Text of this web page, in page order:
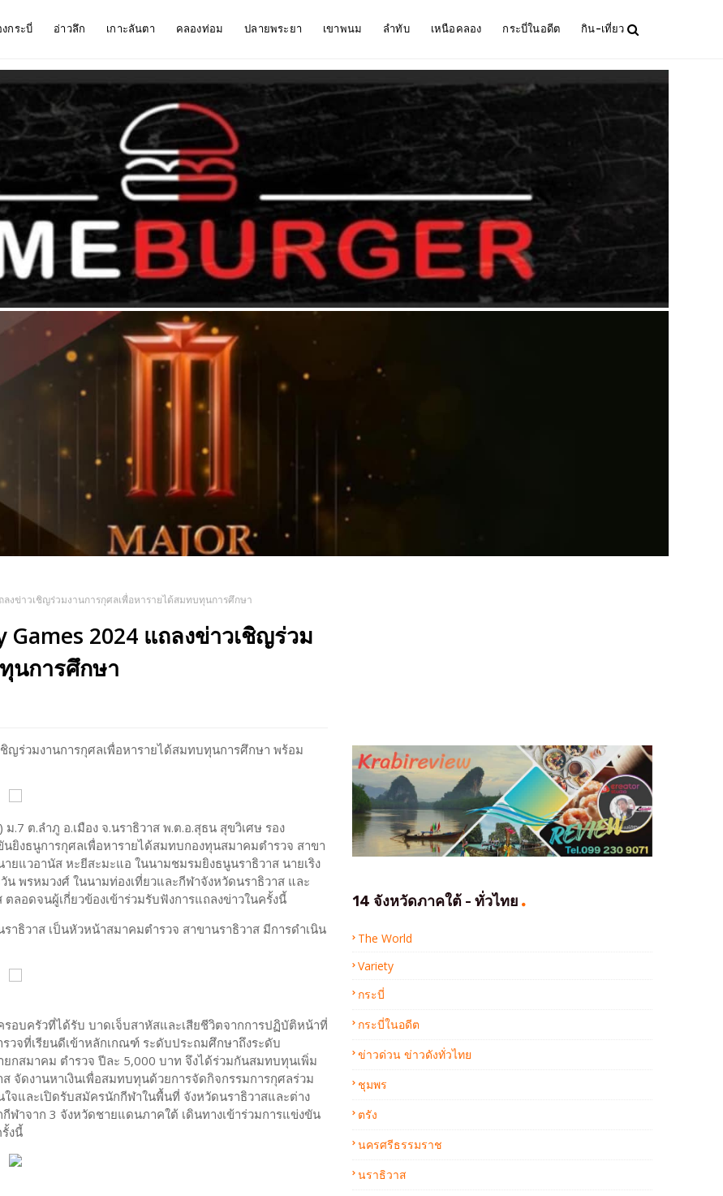
งกระบี่ อ่าวลึก เกาะลันตา คลองท่อม ปลายพระยา เขาพนม ลำทับ เหนือคลอง กระบี่ในอดีต กิน-เที่ยว
งข่าวเชิญร่วมงานการกุศลเพื่อหารายได้สมทบทุนการศึกษา
2024 แถลงข่าวเชิญร่วม
นการศึกษา
ญร่วมงานการกุศลเพื่อหารายได้สมทบทุนการศึกษา พร้อม
ต.ลำภู อ.เมือง จ.นราธิวาส พ.ต.อ.สุธน สุขวิเศษ รอง
ยิงธนูการกุศลเพื่อหารายได้สมทบกองทุนสมาคมตำรวจ สาขา
ยแวอานัส หะยีสะมะแอ ในนามชมรมยิงธนูนราธิวาส นายเริง
พรหมวงศ์ ในนามท่องเที่ยวและกีฬาจังหวัดนราธิวาส และ
ลอดจนผู้เกี่ยวข้องเข้าร่วมรับฟังการแถลงข่าวในครั้งนี้
าธิวาส เป็นหัวหน้าสมาคมตำรวจ สาขานราธิวาส มีการดำเนิน
อบครัวที่ได้รับ บาดเจ็บสาหัสและเสียชีวิตจากการปฏิบัติหน้าที่
วจที่เรียนดีเข้าหลักเกณฑ์ ระดับประถมศึกษาถึงระดับ
สมาคม ตำรวจ ปีละ 5,000 บาท จึงได้ร่วมกันสมทบทุนเพิ่ม
จัดงานหาเงินเพื่อสมทบทุนด้วยการจัดกิจกรรมการกุศลร่วม
จและเปิดรับสมัครนักกีฬาในพื้นที่ จังหวัดนราธิวาสและต่าง
ฬาจาก 3 จังหวัดชายแดนภาคใต้ เดินทางเข้าร่วมการแข่งขัน
งนี้
14 จังหวัดภาคใต้ - ทั่วไทย
The World
Variety
กระบี่
กระบี่ในอดีต
ข่าวด่วน ข่าวดังทั่วไทย
ชุมพร
ตรัง
นครศรีธรรมราช
นราธิวาส